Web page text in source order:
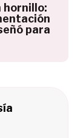
hornillo:
para